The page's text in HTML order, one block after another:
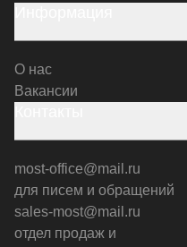
О нас
Вакансии
most-office@mail.ru
для писем и обращений
sales-most@mail.ru
отдел продаж и